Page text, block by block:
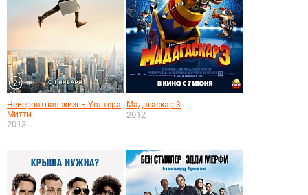
Невероятная жизнь Уолтера
Митти
2013
Мадагаскар 3
2012